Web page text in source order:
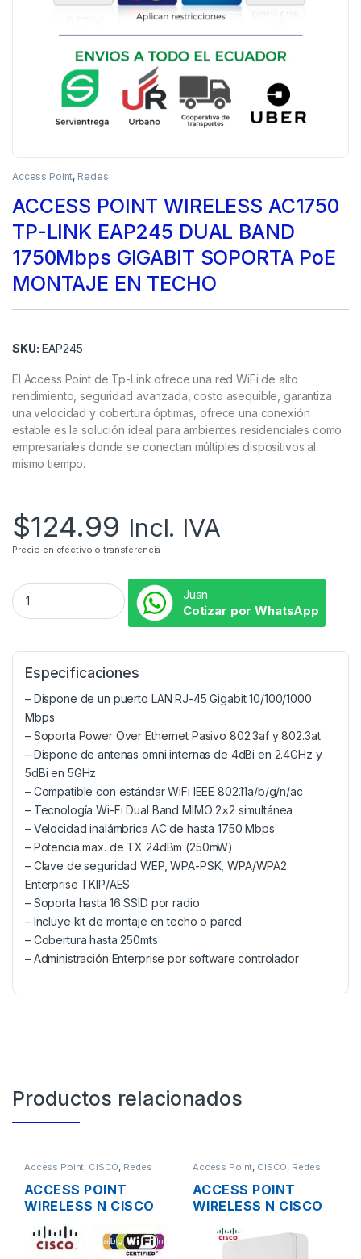
Access Point, Redes
ACCESS POINT WIRELESS AC1750
TP-LINK EAP245 DUAL BAND
1750Mbps GIGABIT SOPORTA PoE
MONTAJE EN TECHO
SKU: EAP245
El Access Point de Tp-Link ofrece una red WiFi de alto
rendimiento, seguridad avanzada, costo asequible, garantiza
una velocidad y cobertura óptimas, ofrece una conexión
estable es la solución ideal para ambientes residenciales como
empresariales donde se conectan múltiples dispositivos al
mismo tiempo.
$124.99 Incl. IVA
Precio en efectivo o transferencia
Juan
Cotizar por WhatsApp
Especificaciones
– Dispone de un puerto LAN RJ-45 Gigabit 10/100/1000
Mbps
– Soporta Power Over Ethernet Pasivo 802.3af y 802.3at
– Dispone de antenas omni internas de 4dBi en 2.4GHz y
5dBi en 5GHz
– Compatible con estándar WiFi IEEE 802.11a/b/g/n/ac
– Tecnología Wi-Fi Dual Band MIMO 2×2 simultánea
– Velocidad inalámbrica AC de hasta 1750 Mbps
– Potencia max. de TX 24dBm (250mW)
– Clave de seguridad WEP, WPA-PSK, WPA/WPA2
Enterprise TKIP/AES
– Soporta hasta 16 SSID por radio
– Incluye kit de montaje en techo o pared
– Cobertura hasta 250mts
– Administración Enterprise por software controlador
Productos relacionados
Access Point, CISCO, Redes
ACCESS POINT
WIRELESS N CISCO
AIRONET AIR-
AP1262N-A-K9 DUAL
BAND 600MBPS
Access Point, CISCO, Redes
ACCESS POINT
WIRELESS N CISCO
NA DUAL BAND